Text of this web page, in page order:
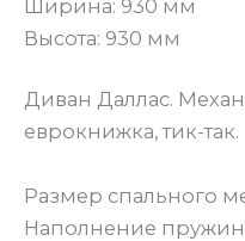
Ширина: 930 мм
Высота: 930 мм
Диван Даллас.
еврокнижка, тик-так.
Размер спального
Наполнение